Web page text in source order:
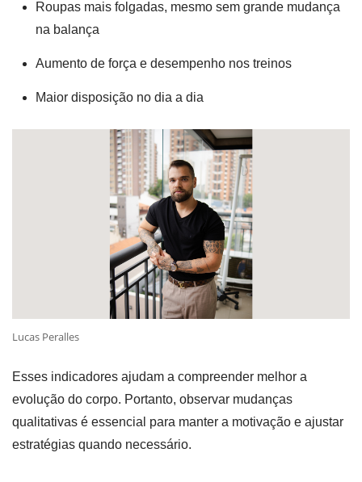
Roupas mais folgadas, mesmo sem grande mudança
na balança
Aumento de força e desempenho nos treinos
Maior disposição no dia a dia
Lucas Peralles
Esses indicadores ajudam a compreender melhor a
evolução do corpo. Portanto, observar mudanças
qualitativas é essencial para manter a motivação e ajustar
estratégias quando necessário.